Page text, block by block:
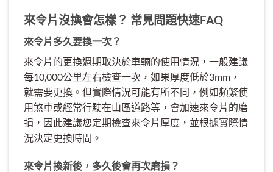
來令片沒換會怎樣？ 常見問題快速FAQ
來令片多久要換一次？
來令片的更換週期取決於車輛的使用情況，一般建議
每10,000公里左右檢查一次，如果厚度低於3mm，
就需要更換。但實際情況可能有所不同，例如頻繁使
用煞車或經常行駛在山區道路等，會加速來令片的磨
損，因此建議您定期檢查來令片厚度，並根據實際情
況決定更換時間。
來令片換新後，多久後會再次磨損？